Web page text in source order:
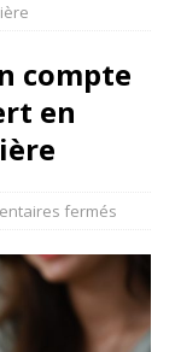
compte
en
fermés